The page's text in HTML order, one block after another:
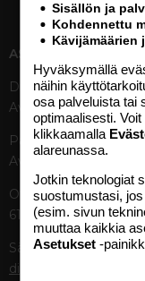
ASIAKASPALVELU
Digipalvelut (09) 156
Avoinna ma–pe 8–19
Painettu lehti (09)
Avoinna ma–pe 8–19
Otavamedian vaihde
61
Sähköposti (digi)
digi@otavamedia.fi
Sisällön ja
Kohdennettu
Kävijämäärien
Hyväksymällä
näihin
osa palveluista tai
optimaalisesti.
klikkaamalla
alareunassa.
Jotkin teknologiat
suostumustasi,
(esim. sivun
muuttaa kaikkia
Asetukset -